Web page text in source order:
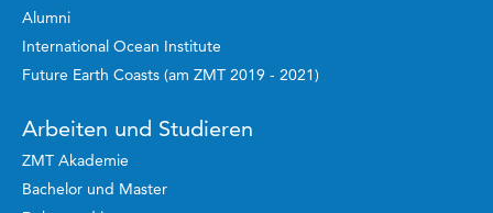
Alumni
International Ocean Institute
Future Earth Coasts (am ZMT 2019 - 2021)
Arbeiten und Studieren
ZMT Akademie
Bachelor und Master